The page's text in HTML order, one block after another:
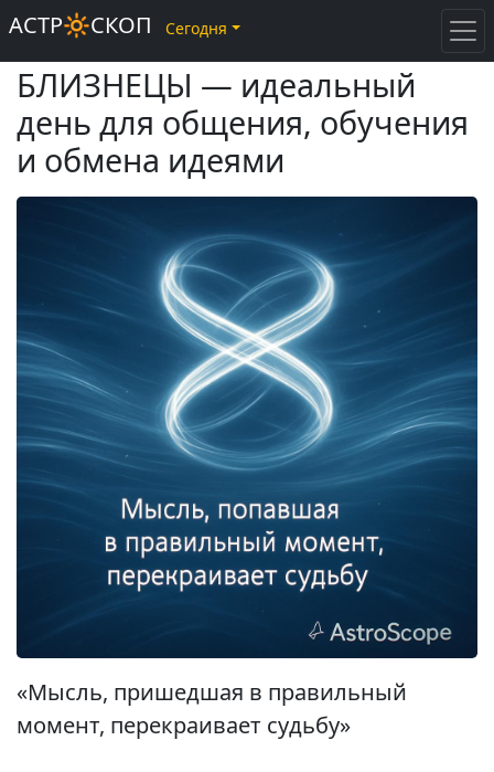
БЛИЗНЕЦЫ — идеальный
день для общения, обучения
и обмена идеями
«Мысль, пришедшая в правильный
момент, перекраивает судьбу»
АСТР🔆СКОП Сегодня